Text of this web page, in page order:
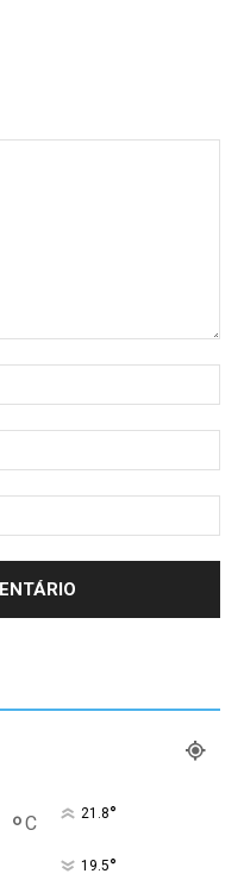
°C 21.8°
19.5°